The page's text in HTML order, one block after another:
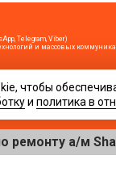
а/м Shacman
Telegram, Viber)
и массовых
возможно только при
не может нести
к определенному полу
сетевой трафик.
чтобы
и политика в